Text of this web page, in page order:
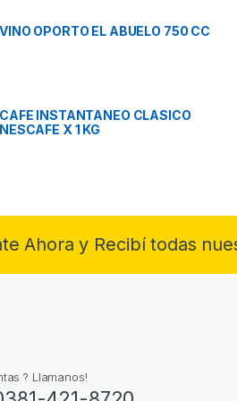
VINO OPORTO EL ABUELO 750 CC
CAFE INSTANTANEO CLASICO
NESCAFE X 1 KG
Ahora y Recibí todas
? Llamanos!